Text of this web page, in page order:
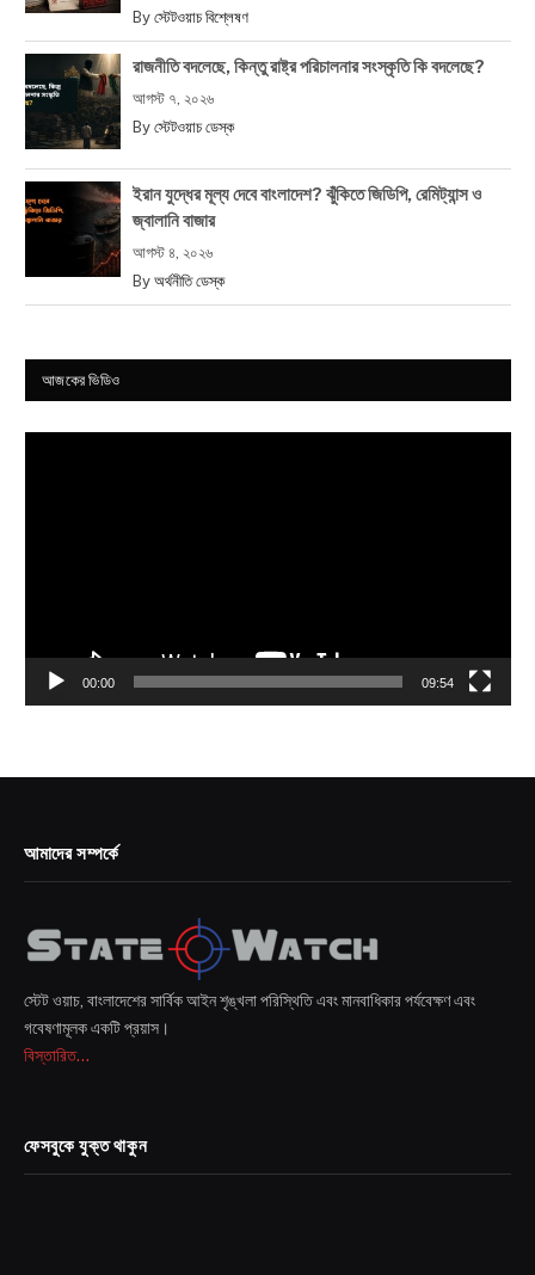
By স্টেটওয়াচ বিশ্লেষণ
রাজনীতি বদলেছে, কিন্তু রাষ্ট্র পরিচালনার সংস্কৃতি কি বদলেছে?
আগস্ট ৭, ২০২৬
By স্টেটওয়াচ ডেস্ক
ইরান যুদ্ধের মূল্য দেবে বাংলাদেশ? ঝুঁকিতে জিডিপি, রেমিট্যান্স ও
জ্বালানি বাজার
আগস্ট ৪, ২০২৬
By অর্থনীতি ডেস্ক
আজকের ভিডিও
00:00 09:54
আমাদের সম্পর্কে
স্টেট ওয়াচ, বাংলাদেশের সার্বিক আইন শৃঙ্খলা পরিস্থিতি এবং মানবাধিকার পর্যবেক্ষণ এবং
গবেষণামূলক একটি প্রয়াস।
বিস্তারিত...
ফেসবুকে যুক্ত থাকুন